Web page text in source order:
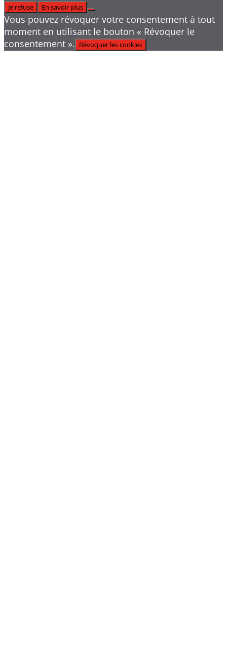
Je refuse
En savoir plus
Vous pouvez révoquer votre consentement à tout
moment en utilisant le bouton « Révoquer le
consentement ». Révoquer les cookies